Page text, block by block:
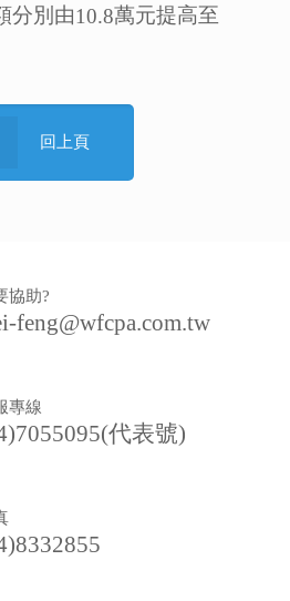
分別由10.8萬元提高至
回上頁
協助?
feng@wfcpa.com.tw
專線
代表號)